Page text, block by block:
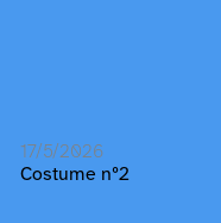
17/5/2026
Costume nº2